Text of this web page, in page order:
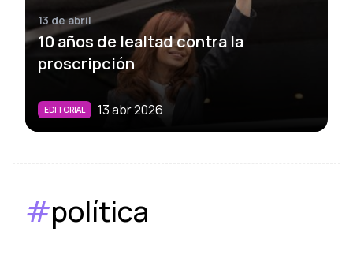
13 de abril
10 años de lealtad contra la
proscripción
EDITORIAL 13 abr 2026
#política